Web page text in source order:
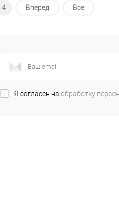
4 Вперед Все
Я согласен на обработку